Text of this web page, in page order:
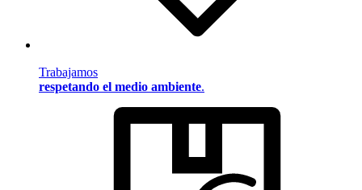
Trabajamos
respetando el medio ambiente.